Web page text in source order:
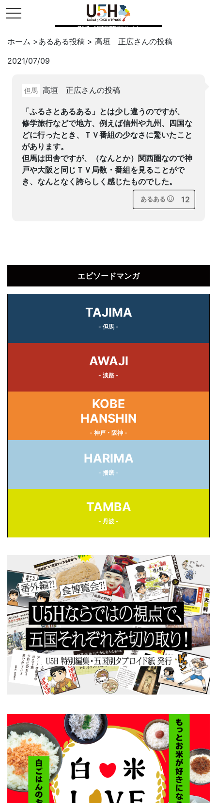
toggle navigation
県公式・兵庫五国連邦プロジェクト
ホーム >あるある投稿 > 高垣 正広さんの投稿
2021/07/09
但馬 高垣 正広さんの投稿
「ふるさとあるある」とは少し違うのですが、
修学旅行などで地方、例えば信州や九州、四国な
どに行ったとき、ＴＶ番組の少なさに驚いたこと
があります。
但馬は田舎ですが、（なんとか）関西圏なので神
戸や大阪と同じＴＶ局数・番組を見ることがで
き、なんとなく誇らしく感じたものでした。
あるある 12
Twitter
はてブ
エピソードマンガ
TAJIMA
- 但馬 -
AWAJI
- 淡路 -
KOBE
HANSHIN
- 神戸・阪神 -
HARIMA
- 播磨 -
TAMBA
- 丹波 -